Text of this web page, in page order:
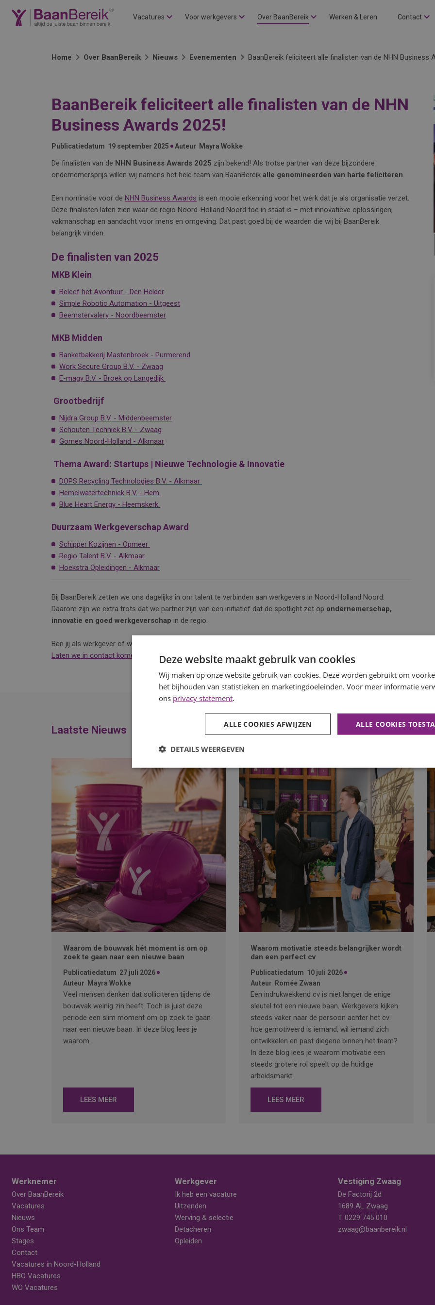
Vacatures Voor werkgevers Over BaanBereik Werken & Leren Contact
Home Over BaanBereik Nieuws Evenementen BaanBereik feliciteert alle finalisten van de NHN Business
BaanBereik feliciteert alle finalisten van de NHN
Business Awards 2025!
Publicatiedatum 19 september 2025 Auteur Mayra Wokke
De finalisten van de NHN Business Awards 2025 zijn bekend! Als trotse partner van deze bijzondere
ondernemersprijs willen wij namens het hele team van BaanBereik alle genomineerden van harte feliciteren.
Een nominatie voor de NHN Business Awards is een mooie erkenning voor het werk dat je als organisatie verzet.
Deze finalisten laten zien waar de regio Noord-Holland Noord toe in staat is – met innovatieve oplossingen,
vakmanschap en aandacht voor mens en omgeving. Dat past goed bij de waarden die wij bij BaanBereik
belangrijk vinden.
De finalisten van 2025
MKB Klein
Beleef het Avontuur - Den Helder
Simple Robotic Automation - Uitgeest
Beemstervalery - Noordbeemster
MKB Midden
Banketbakkerij Mastenbroek - Purmerend
Work Secure Group B.V. - Zwaag
E-magy B.V. - Broek op Langedijk
Grootbedrijf
Nijdra Group B.V. - Middenbeemster
Schouten Techniek B.V. - Zwaag
Gomes Noord-Holland - Alkmaar
Thema Award: Startups | Nieuwe Technologie & Innovatie
DOPS Recycling Technologies B.V. - Alkmaar
Hemelwatertechniek B.V. - Hem
Blue Heart Energy - Heemskerk
Duurzaam Werkgeverschap Award
Schipper Kozijnen - Opmeer
Regio Talent B.V. - Alkmaar
Hoekstra Opleidingen - Alkmaar
Bij BaanBereik zetten we ons dagelijks in om talent te verbinden aan werkgevers in Noord-Holland Noord.
Daarom zijn we extra trots dat we partner zijn van een initiatief dat de spotlight zet op ondernemerschap,
innovatie en goed werkgeverschap in de regio.
Ben jij als werkgever of werkzoekende ook actief in deze regio en wil je verder groeien?
Laten we in contact komen.
Wij denken graag met je mee.
Laatste Nieuws
Waarom de bouwvak hét moment is om op
zoek te gaan naar een nieuwe baan
Publicatiedatum 27 juli 2026
Auteur
Mayra Wokke
Veel mensen denken dat solliciteren tijdens de
bouwvak weinig zin heeft. Toch is juist deze
periode een slim moment om op zoek te gaan
naar een nieuwe baan. In deze blog lees je
waarom.
LEES MEER
Waarom motivatie steeds belangrijker wordt
dan een perfect cv
Publicatiedatum 10 juli 2026
Auteur
Romée Zwaan
Een indrukwekkend cv is niet langer de enige
sleutel tot een nieuwe baan. Werkgevers kijken
steeds vaker naar de persoon achter het cv:
hoe gemotiveerd is iemand, wil iemand zich
ontwikkelen en past diegene binnen het team?
In deze blog lees je waarom motivatie een
steeds grotere rol speelt op de huidige
arbeidsmarkt.
LEES MEER
Werknemer
Over BaanBereik
Vacatures
Nieuws
Ons Team
Stages
Contact
Vacatures in Noord-Holland
HBO Vacatures
WO Vacatures
Werkgever
Ik heb een vacature
Uitzenden
Werving & selectie
Detacheren
Opleiden
Vestiging Zwaag
De Factorij 2d
1689 AL Zwaag
T. 0229 745 010
zwaag@baanbereik.nl
Deze website maakt gebruik van cookies
Wij maken op onze website gebruik van cookies. Deze worden gebruikt om
het bijhouden van statistieken en marketingdoeleinden. Voor meer informatie
ons privacy statement.
ALLE COOKIES
ALLE COOKIES AFWIJZEN
DETAILS WEERGEVEN